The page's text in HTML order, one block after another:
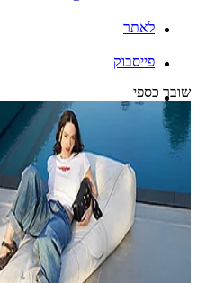
לאתר
פייסבוק
שובר כספי